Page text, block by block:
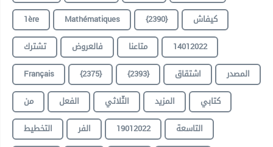
1ère
Mathématiques {2390}
كيفاش
تشترك
فالعروض متاعنا
14012022
Français
{2375} {2393} اشتقاق
المصدر
من
الفعل الثّلاثي المزيد
كتابي
التخطيط
الفر 19012022
التاسعة